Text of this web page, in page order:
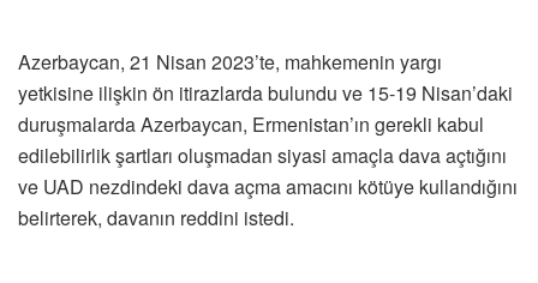
Azerbaycan, 21 Nisan 2023’te, mahkemenin yargı
yetkisine ilişkin ön itirazlarda bulundu ve 15-19 Nisan’daki
duruşmalarda Azerbaycan, Ermenistan’ın gerekli kabul
edilebilirlik şartları oluşmadan siyasi amaçla dava açtığını
ve UAD nezdindeki dava açma amacını kötüye kullandığını
belirterek, davanın reddini istedi.